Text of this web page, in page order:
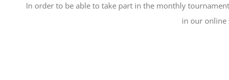
In order to be able to take part in the monthly
in our online